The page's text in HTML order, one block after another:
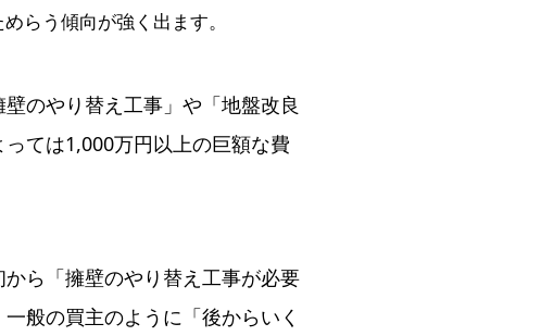
らう傾向が強く出ます。
のやり替え工事」や「地盤改良
ては1,000万円以上の巨額な費
ら「擁壁のやり替え工事が必要
般の買主のように「後からいく